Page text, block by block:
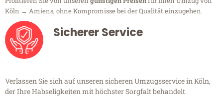
Köln → Amiens, ohne Kompromisse bei der Qualität einzugehen.
Sicherer Service
Verlassen Sie sich auf unseren sicheren Umzugsservice in Köln,
der Ihre Habseligkeiten mit höchster Sorgfalt behandelt.